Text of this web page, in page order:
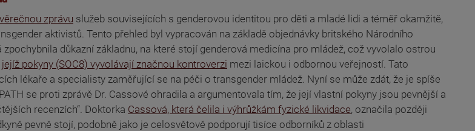
zprávu služeb souvisejících s genderovou identitou pro děti a mladé lidi a téměř okamžitě,
aktivistů. Tento přehled byl vypracován na základě objednávky britského Národního
důkazní základnu, na které stojí genderová medicína pro mládež, což vyvolalo ostrou
pokyny (SOC8) vyvolávají značnou kontroverzi mezi laickou i odbornou veřejností. Tato
lékaře a specialisty zaměřující se na péči o transgender mládež. Nyní se může zdát, že je spíše
se proti zprávě Dr. Cassové ohradila a argumentovala tím, že její vlastní pokyny jsou pevnější a
recenzích“. Doktorka Cassová, která čelila i výhrůžkám fyzické likvidace, označila později
pevně stojí, podobně jako je celosvětově podporují tisíce odborníků z oblasti